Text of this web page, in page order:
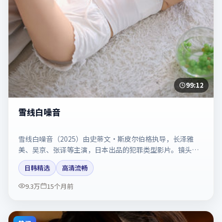
99:12
雪线白噪音
雪线白噪音（2025）由史蒂文·斯皮尔伯格执导，长泽雅
美、吴京、张译等主演，日本出品的犯罪类型影片。镜头克
制却充满张力，人物弧光完整。剧情简介与主创信息可供检
索参考，上映日期以片方资料为准。
日韩精选
高清流畅
9.3万
15个月前